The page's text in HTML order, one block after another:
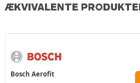
ÆKVIVALENTE
Bosch Aerofit